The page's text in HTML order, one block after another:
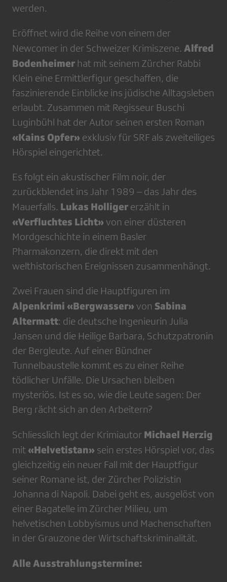
werden.
Eröffnet wird die Reihe von einem der
Newcomer in der Schweizer Krimiszene. Alfred
Bodenheimer hat mit seinem Zürcher Rabbi
Klein eine Ermittlerfigur geschaffen, die
faszinierende Einblicke ins jüdische Alltagsleben
erlaubt. Zusammen mit Regisseur Buschi
Luginbühl hat der Autor seinen ersten Roman
«Kains Opfer» exklusiv für SRF als zweiteiliges
Hörspiel eingerichtet.
Es folgt ein akustischer Film noir, der
zurückblendet ins Jahr 1989 – das Jahr des
Mauerfalls. Lukas Holliger erzählt in
«Verfluchtes Licht» von einer düsteren
Mordgeschichte in einem Basler
Pharmakonzern, die direkt mit den
welthistorischen Ereignissen zusammenhängt.
Zwei Frauen sind die Hauptfiguren im
Alpenkrimi «Bergwasser» von Sabina
Altermatt: die deutsche Ingenieurin Julia
Jansen und die Heilige Barbara, Schutzpatronin
der Bergleute. Auf einer Bündner
Tunnelbaustelle kommt es zu einer Reihe
tödlicher Unfälle. Die Ursachen bleiben
mysteriös. Ist es so, wie die Leute sagen: Der
Berg rächt sich an den Arbeitern?
Schliesslich legt der Krimiautor Michael Herzig
mit «Helvetistan» sein erstes Hörspiel vor, das
gleichzeitig ein neuer Fall mit der Hauptfigur
seiner Romane ist, der Zürcher Polizistin
Johanna di Napoli. Dabei geht es, ausgelöst von
einer Bagatelle im Zürcher Milieu, um
helvetischen Lobbyismus und Machenschaften
in der Grauzone der Wirtschaftskriminalität.
Alle Ausstrahlungstermine: